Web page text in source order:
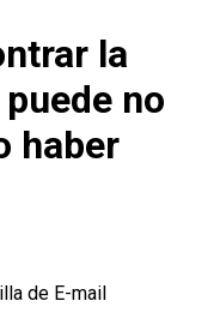
la
no
haber
de E-mail